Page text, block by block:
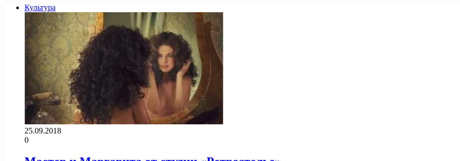
Культура
25.09.2018
0